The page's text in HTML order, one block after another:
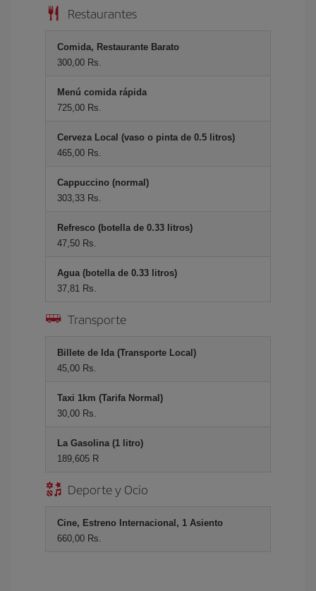
Restaurantes
Comida, Restaurante Barato
300,00 Rs.
Menú comida rápida
725,00 Rs.
Cerveza Local (vaso o pinta de 0.5 litros)
465,00 Rs.
Cappuccino (normal)
303,33 Rs.
Refresco (botella de 0.33 litros)
47,50 Rs.
Agua (botella de 0.33 litros)
37,81 Rs.
Transporte
Billete de Ida (Transporte Local)
45,00 Rs.
Taxi 1km (Tarifa Normal)
30,00 Rs.
La Gasolina (1 litro)
189,605 R
Deporte y Ocio
Cine, Estreno Internacional, 1 Asiento
660,00 Rs.